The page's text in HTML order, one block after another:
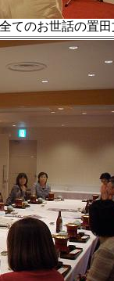
てのお世話の置